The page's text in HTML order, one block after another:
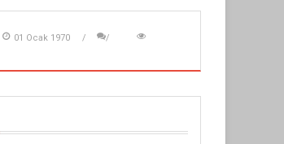
01 Ocak 1970